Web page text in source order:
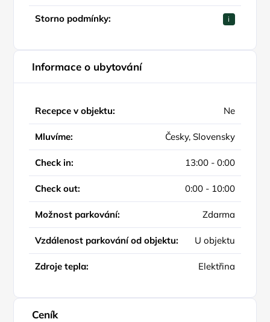
Storno podmínky: i
Informace o ubytování
Recepce v objektu: Ne
Mluvíme: Česky, Slovensky
Check in: 13:00 - 0:00
Check out: 0:00 - 10:00
Možnost parkování: Zdarma
Vzdálenost parkování od objektu: U objektu
Zdroje tepla: Elektřina
Ceník